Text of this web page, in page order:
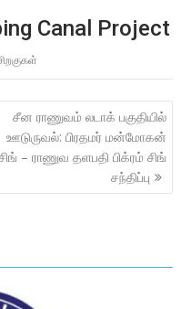
Canal Project
சீன ராணுவம் லடாக் பகுதியில்
ஊடுருவல்: பிரதமர் மன்மோகன்
– ராணுவ தளபதி பிக்ரம் சிங்
சந்திப்பு